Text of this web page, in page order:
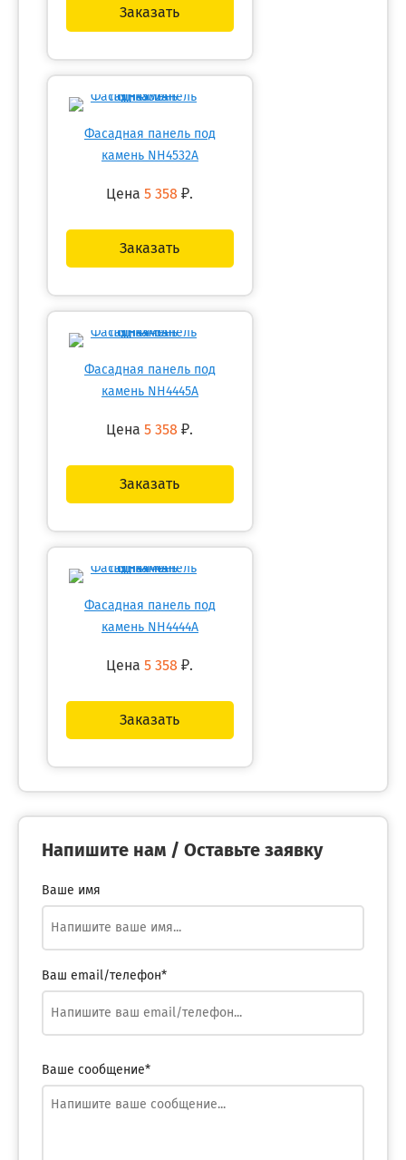
Заказать
Фасадная панель под
камень NH4532A
Цена5 358 ₽.
Заказать
Фасадная панель под
камень NH4445A
Цена5 358 ₽.
Заказать
Фасадная панель под
камень NH4444A
Цена5 358 ₽.
Заказать
Напишите нам / Оставьте заявку
Ваше имя
Ваш email/телефон*
Ваше сообщение*